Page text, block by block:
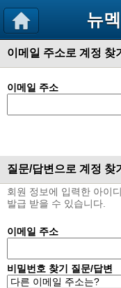
뉴
이메일 주소로 계정 찾
이메일 주소
질문/답변으로 계정 찾
회원 정보에 입력한 아이
발급 받을 수 있습니다.
이메일 주소
비밀번호 찾기 질문/답변